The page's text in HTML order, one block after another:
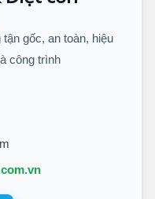
gốc, an toàn, hiệu
công trình